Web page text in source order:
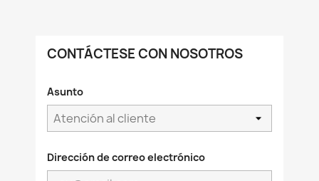
CONTÁCTESE CON NOSOTROS
Asunto
Dirección de correo electrónico
Crear lista de deseos